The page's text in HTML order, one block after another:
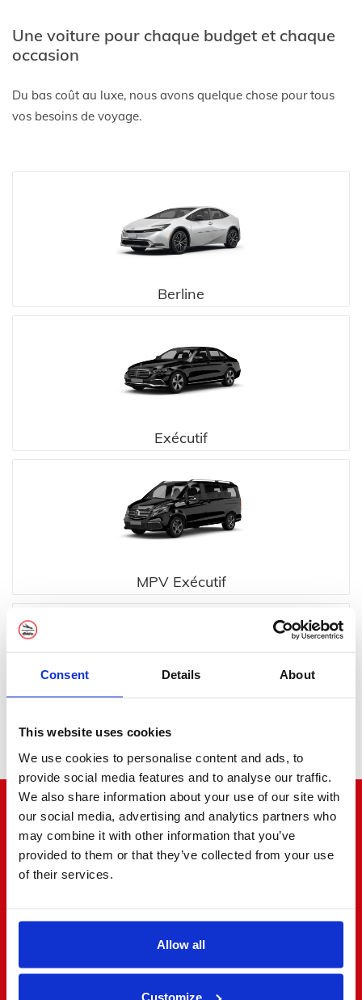
Consent Details About
This website uses cookies
We use cookies to personalise content and ads, to
provide social media features and to analyse our traffic.
We also share information about your use of our site with
our social media, advertising and analytics partners who
may combine it with other information that you’ve
provided to them or that they’ve collected from your use
of their services.
Allow all
Customize
Une voiture pour chaque budget et chaque
occasion
Du bas coût au luxe, nous avons quelque chose pour tous
vos besoins de voyage.
Berline
Exécutif
MPV Exécutif
Minibus
"Le bruit court au coin de la rue"